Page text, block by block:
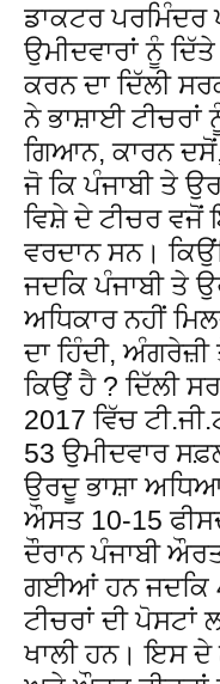
ਡਾਕਟਰ ਪਰਮਿੰਦਰ
ਉਮੀਦਵਾਰਾਂ ਨੂੰ
ਕਰਨ ਦਾ ਦਿੱਲੀ
ਨੇ ਭਾਸ਼ਾਈ ਟੀਚਰਾਂ
ਗਿਆਨ, ਕਾਰਨ
ਜੋ ਕਿ ਪੰਜਾਬੀ ਤੇ
ਵਿਸ਼ੇ ਦੇ ਟੀਚਰ ਵਜੋਂ
ਵਰਦਾਨ ਸਨ।
ਜਦਕਿ ਪੰਜਾਬੀ ਤੇ
ਅਧਿਕਾਰ ਨਹੀਂ
ਦਾ ਹਿੰਦੀ,
ਕਿਉਂ ਹੈ ? ਦਿੱਲੀ
2017 ਵਿੱਚ
53 ਉਮੀਦਵਾਰ
ਉਰਦੂ ਭਾਸ਼ਾ
ਔਸਤ 10-15
ਦੌਰਾਨ ਪੰਜਾਬੀ
ਗਈਆਂ ਹਨ ਜਦਕਿ
ਟੀਚਰਾਂ ਦੀ ਪੋਸਟਾਂ
ਖਾਲੀ ਹਨ। ਇਸ ਦੇ